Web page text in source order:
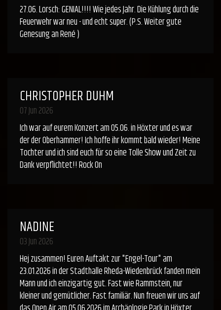
27.06. Lorsch: GENIAL!!!! Wie jedes Jahr. Die Kühlung durch die
Feuerwehr war neu - und echt super. (P.S. Weiter gute
Genesung an René )
CHRISTOPHER DUHM
07 Jun 2026
Ich war auf eurem Konzert am 05.06. in Höxter und es war
der der Oberhammer! Ich hoffe ihr kommt bald wieder! Meine
Tochter und ich sind euch für so eine Tolle Show und Zeit zu
Dank verpflichtet!! Rock On
NADINE
03 Jun 2026
Hej zusammen! Euren Auftakt zur "Engel-Tour" am
23.01.2026 in der Stadthalle Rheda-Wiedenbrück fanden mein
Mann und ich einzigartig gut. Fast wie Rammstein, nur
kleiner und gemütlicher. Fast familiär. Nun freuen wir uns auf